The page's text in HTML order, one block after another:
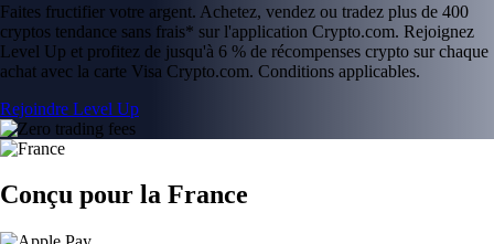
Faites fructifier votre argent. Achetez, vendez ou tradez plus de 400
cryptos tendance sans frais* sur l'application Crypto.com. Rejoignez
Level Up et profitez de jusqu'à 6 % de récompenses crypto sur chaque
achat avec la carte Visa Crypto.com. Conditions applicables.
Rejoindre Level Up
Conçu pour la France